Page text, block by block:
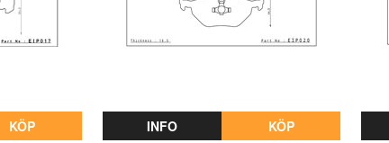
KÖP INFO KÖP